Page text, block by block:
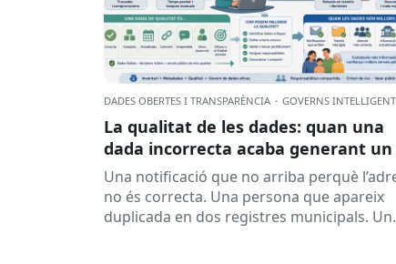
DADES OBERTES I TRANSPARÈNCIA · GOVERNS
La qualitat de les dades: quan una
dada incorrecta acaba generant
servei
Una notificació que no arriba perquè
no és correcta. Una persona que apareix
duplicada en dos registres municipals. Un